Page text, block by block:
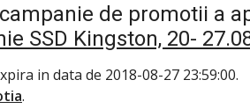
de promotii a
SSD Kingston, 20-
in data de 2018-08-27 23:59:00.
.